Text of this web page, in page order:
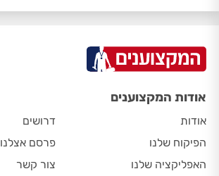
אודות המקצוענים
אודות
הפיקוח שלנו
האפליקציה שלנו
דרושים
פרסם אצלנו
צור קשר